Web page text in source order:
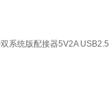
系统版配接器5V2A USB2.5